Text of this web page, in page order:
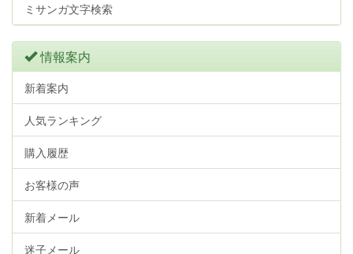
ミサンガ文字検索
情報案内
新着案内
人気ランキング
購入履歴
お客様の声
新着メール
迷子メール